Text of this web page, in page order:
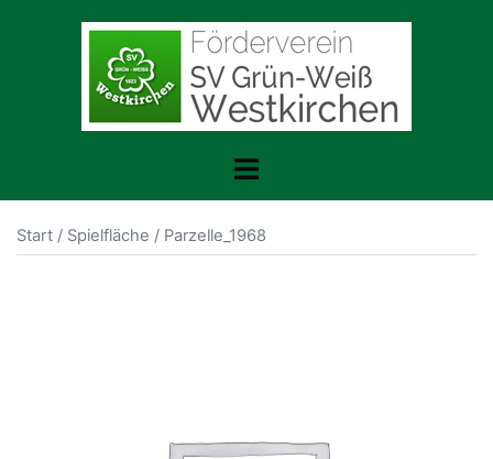
Menü
Start / Spielfläche / Parzelle_1968